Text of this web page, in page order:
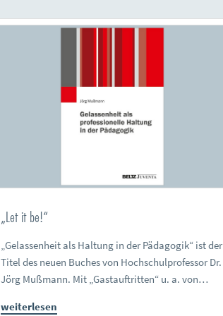
„Let it be!“
„Gelassenheit als Haltung in der Pädagogik“ ist der
Titel des neuen Buches von Hochschulprofessor Dr.
Jörg Mußmann. Mit „Gastauftritten“ u. a. von…
weiterlesen